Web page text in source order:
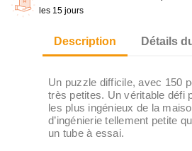
les 15 jours
Description Détails
Un puzzle difficile, avec 150
très petites. Un véritable défi
les plus ingénieux de la
d’ingénierie tellement petite
un tube à essai.